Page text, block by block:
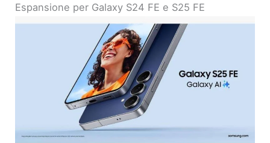
Espansione per Galaxy S24 FE e S25 FE